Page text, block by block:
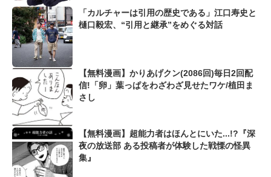
「カルチャーは引用の歴史である」江口寿史と
樋口毅宏、“引用と継承”をめぐる対話
【無料漫画】かりあげクン(2086回)毎日2回配
信!「卵」葉っぱをわざわざ見せたワケ/植田ま
さし
【無料漫画】超能力者はほんとにいた...!?『深
夜の放送部 ある投稿者が体験した戦慄の怪異
集』